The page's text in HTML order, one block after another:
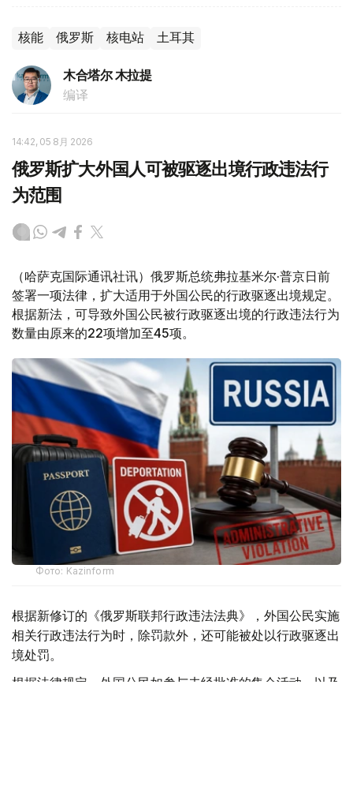
核能 俄罗斯 核电站 土耳其
木合塔尔 木拉提
编译
14:42, 05 8月 2026
俄罗斯扩大外国人可被驱逐出境行政违法行
为范围
（哈萨克国际通讯社讯）俄罗斯总统弗拉基米尔·普京日前
签署一项法律，扩大适用于外国公民的行政驱逐出境规定。
根据新法，可导致外国公民被行政驱逐出境的行政违法行为
数量由原来的22项增加至45项。
Фото: Kazinform
根据新修订的《俄罗斯联邦行政违法法典》，外国公民实施
相关行政违法行为时，除罚款外，还可能被处以行政驱逐出
境处罚。
根据法律规定，外国公民如参与未经批准的集会活动，以及